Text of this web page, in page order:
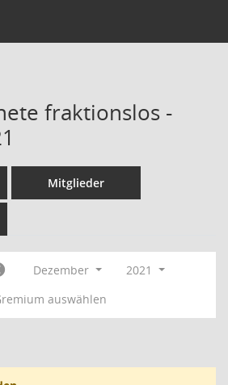
fraktionslos -
Mitglieder
Dezember
2021
auswählen